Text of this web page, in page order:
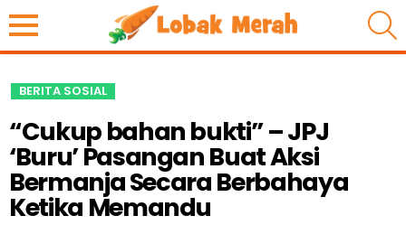
BERITA SOSIAL
“Cukup bahan bukti” – JPJ
‘Buru’ Pasangan Buat Aksi
Bermanja Secara Berbahaya
Ketika Memandu